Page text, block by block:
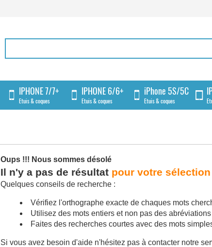
IPHONE 7/7+
Etuis & coques
IPHONE 6/6+
Etuis & coques
iPhone 5S/5C
Etuis & coques
Oups !!! Nous sommes désolé
Il n'y a pas de résultat pour votre sélection
Quelques conseils de recherche :
Vérifiez l'orthographe exacte de chaques mots
Utilisez des mots entiers et non pas des abréviations
Faites des recherches courtes avec des mots
Si vous avez besoin d'aide n'hésitez pas à contacter notre